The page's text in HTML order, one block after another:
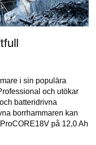
i sin populära
och utökar
batteridrivna
borrhammaren kan
på 12,0 Ah